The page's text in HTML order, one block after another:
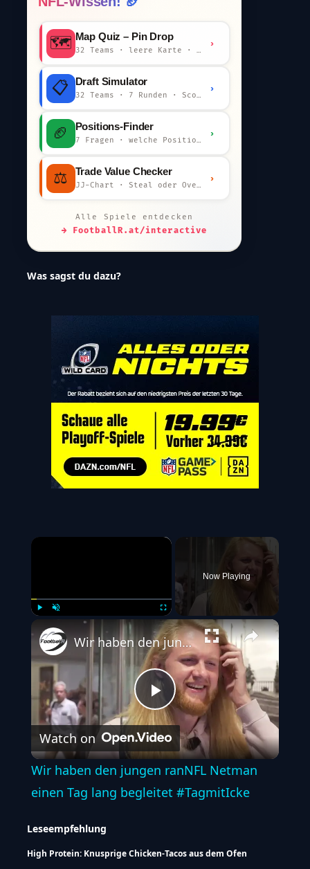
🗺️ Map Quiz – Pin Drop
32 Teams · leere Karte · km-Wertung
›
📋 Draft Simulator
32 Teams · 7 Runden · Scout-Kommentar
›
🏈 Positions-Finder
7 Fragen · welche Position bist du?
›
⚖️ Trade Value Checker
JJ-Chart · Steal oder Overpay?
›
Alle Spiele entdecken
→ FootballR.at/interactive
Was sagst du dazu?
×
Fullscreen
Now Playing
Play
Video
Wir haben den jungen ranNFL Netman einen Tag lang begleitet #TagmitIcke
Watch on
Wir haben den jungen ranNFL Netman
einen Tag lang begleitet #TagmitIcke
Leseempfehlung
High Protein: Knusprige Chicken-Tacos aus dem Ofen